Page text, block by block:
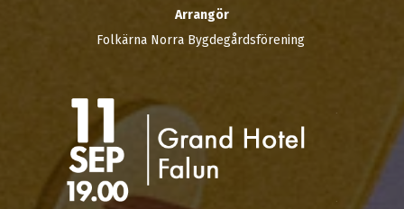
Arrangör
Folkärna Norra Bygdegårdsförening